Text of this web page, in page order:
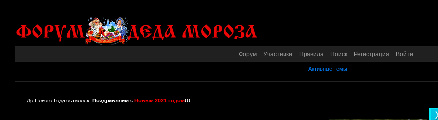
Форум Участники Правила Поиск Регистрация Войти
Активные темы
До Нового Года осталось: Поздравляем с Новым 2021 годом!!!